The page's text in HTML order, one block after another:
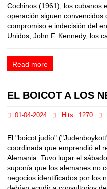
Cochinos (1961), los cubanos
operación siguen convencidos
compromiso e indecisión del
Unidos, John F. Kennedy, los
Read more
EL BOICOT A LOS
01-04-2024 Hits: 1270
El "boicot judío"
coordinada que emprendió el
Alemania. Tuvo lugar el
suponía que los alemanes no
negocios identificados por los